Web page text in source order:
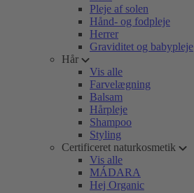
Pleje af solen
Hånd- og fodpleje
Herrer
Graviditet og babypleje
Hår
Vis alle
Farvelægning
Balsam
Hårpleje
Shampoo
Styling
Certificeret naturkosmetik
Vis alle
MÁDARA
Hej Organic